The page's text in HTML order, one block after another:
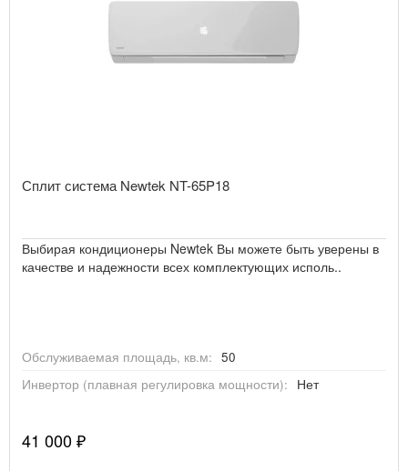
Сплит система Newtek NT-65P18
Выбирая кондиционеры Newtek Вы можете быть уверены в
качестве и надежности всех комплектующих исполь..
Обслуживаемая площадь, кв.м: 50
Инвертор (плавная регулировка мощности):
Нет
41 000 ₽